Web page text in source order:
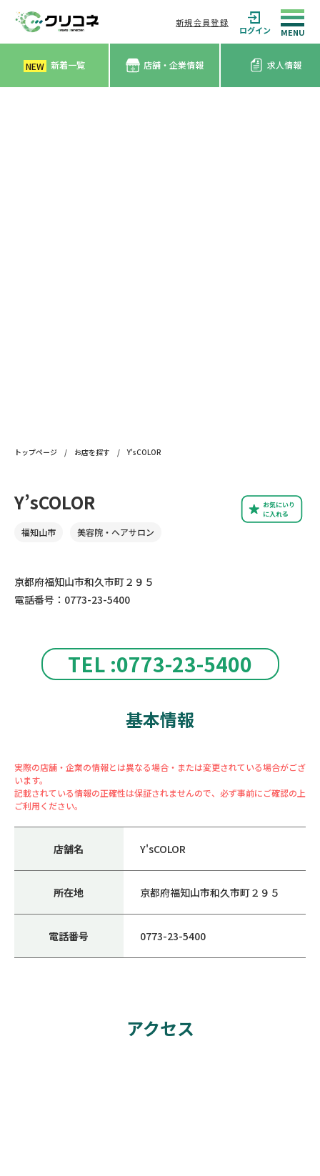
新規会員登録
ログイン
NEW 新着一覧 店舗・企業情報 求人情報
トップページ / お店を探す / Y'sCOLOR
TEL :0773-23-5400
お気にいり
に入れる
Y’sCOLOR
福知山市 美容院・ヘアサロン
京都府福知山市和久市町２９５
電話番号：0773-23-5400
基本情報
実際の店舗・企業の情報とは異なる場合・または変更されている場合がござ
います。
記載されている情報の正確性は保証されませんので、必ず事前にご確認の上
ご利用ください。
店舗名 Y'sCOLOR
所在地 京都府福知山市和久市町２９５
電話番号 0773-23-5400
アクセス